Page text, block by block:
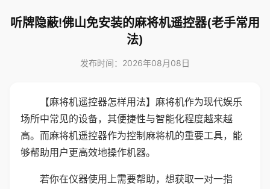
听牌隐蔽!佛山免安装的麻将机遥控器(老手常用
法)
发布时间：2026年08月08日
【麻将机遥控器怎样用法】麻将机作为现代娱乐
场所中常见的设备，其便捷性与智能化程度越来越
高。而麻将机遥控器作为控制麻将机的重要工具，能
够帮助用户更高效地操作机器。
若你在仪器使用上需要帮助，想获取一对一指